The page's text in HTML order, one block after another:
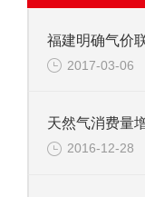
2017-03-06
2016-12-28